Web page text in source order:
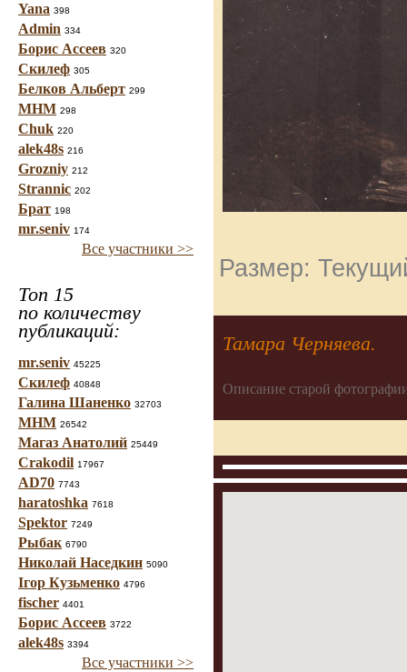
Yana 398
Admin 334
Борис Ассеев 320
Скилеф 305
Белков Альберт 299
МНМ 298
Chuk 220
alek48s 216
Grozniy 212
Strannic 202
Брат 198
mr.seniv 174
Все участники >>
Топ 15
по количеству
публикаций:
mr.seniv 45225
Скилеф 40848
Галина Шаненко 32703
МНМ 26542
Магаз Анатолий 25449
Crakodil 17967
AD70 7743
haratoshka 7618
Spektor 7249
Рыбак 6790
Николай Наседкин 5090
Ігор Кузьменко 4796
fischer 4401
Борис Ассеев 3722
alek48s 3394
Все участники >>
Размер:
Тамара Черняева.
Описание старой